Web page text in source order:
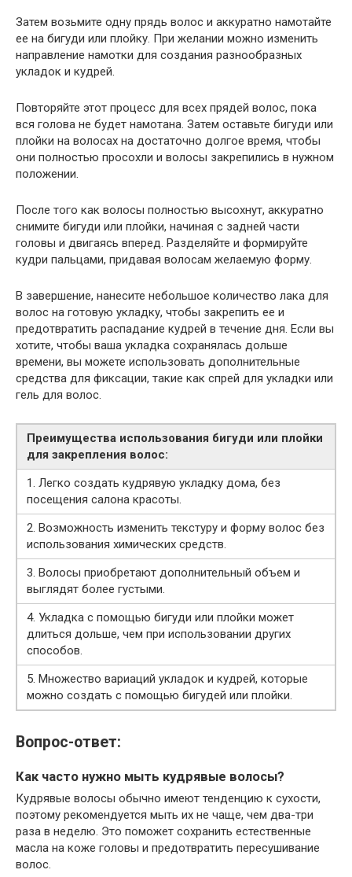
Затем возьмите одну прядь волос и аккуратно намотайте
ее на бигуди или плойку. При желании можно изменить
направление намотки для создания разнообразных
укладок и кудрей.
Повторяйте этот процесс для всех прядей волос, пока
вся голова не будет намотана. Затем оставьте бигуди или
плойки на волосах на достаточно долгое время, чтобы
они полностью просохли и волосы закрепились в нужном
положении.
После того как волосы полностью высохнут, аккуратно
снимите бигуди или плойки, начиная с задней части
головы и двигаясь вперед. Разделяйте и формируйте
кудри пальцами, придавая волосам желаемую форму.
В завершение, нанесите небольшое количество лака для
волос на готовую укладку, чтобы закрепить ее и
предотвратить распадание кудрей в течение дня. Если вы
хотите, чтобы ваша укладка сохранялась дольше
времени, вы можете использовать дополнительные
средства для фиксации, такие как спрей для укладки или
гель для волос.
Преимущества использования бигуди или плойки
для закрепления волос:
1. Легко создать кудрявую укладку дома, без
посещения салона красоты.
2. Возможность изменить текстуру и форму волос без
использования химических средств.
3. Волосы приобретают дополнительный объем и
выглядят более густыми.
4. Укладка с помощью бигуди или плойки может
длиться дольше, чем при использовании других
способов.
5. Множество вариаций укладок и кудрей, которые
можно создать с помощью бигудей или плойки.
Вопрос-ответ:
Как часто нужно мыть кудрявые волосы?
Кудрявые волосы обычно имеют тенденцию к сухости,
поэтому рекомендуется мыть их не чаще, чем два-три
раза в неделю. Это поможет сохранить естественные
масла на коже головы и предотвратить пересушивание
волос.